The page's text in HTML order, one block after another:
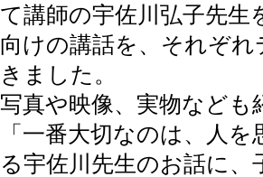
て講師の宇佐川弘子先生
向けの講話を、それぞ
きました。
写真や映像、実物など
「一番大切なのは、人
る宇佐川先生のお話に